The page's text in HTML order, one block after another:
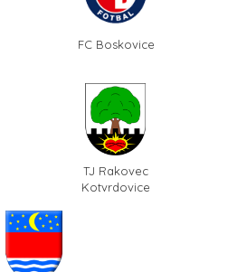
FC Boskovice
TJ Rakovec
Kotvrdovice